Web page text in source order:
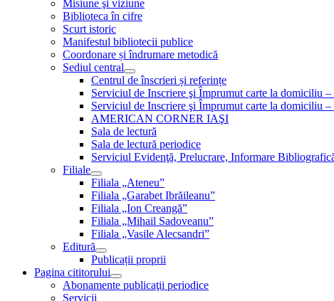
Misiune şi viziune
Biblioteca în cifre
Scurt istoric
Manifestul bibliotecii publice
Coordonare și îndrumare metodică
Sediul central
Centrul de înscrieri și referințe
Serviciul de Inscriere şi Împrumut carte la domiciliu
Serviciul de Inscriere şi Împrumut carte la domiciliu
AMERICAN CORNER IAŞI
Sala de lectură
Sala de lectură periodice
Serviciul Evidenţă, Prelucrare, Informare
Filiale
Filiala „Ateneu”
Filiala „Garabet Ibrăileanu”
Filiala „Ion Creangă”
Filiala „Mihail Sadoveanu”
Filiala „Vasile Alecsandri”
Editură
Publicații proprii
Pagina cititorului
Abonamente publicaţii periodice
Servicii